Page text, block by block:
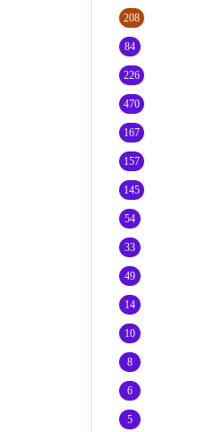
208
84
226
470
167
157
145
54
33
49
14
10
8
6
5